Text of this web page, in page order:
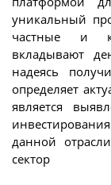
уникальный
частные и
вкладывают
надеясь
определяет
является
данной
сектор